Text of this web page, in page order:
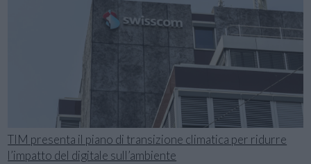
TIM presenta il piano di transizione climatica per ridurre
l’impatto del digitale sull’ambiente